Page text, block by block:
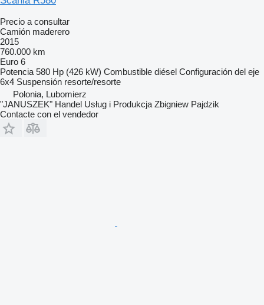
Precio a consultar
Camión maderero
2015
760.000 km
Euro 6
Potencia 580 Hp (426 kW) Combustible diésel Configuración del eje
6x4 Suspensión resorte/resorte
Polonia, Lubomierz
"JANUSZEK" Handel Usług i Produkcja Zbigniew Pajdzik
Contacte con el vendedor